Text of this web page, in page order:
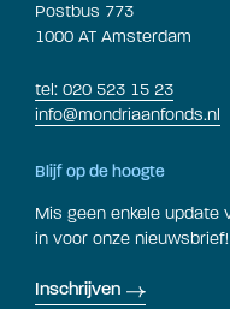
Postbus 773
1000 AT Amsterdam
tel: 020 523 15 23
info@mondriaanfonds.nl
Blijf op de hoogte
Mis geen enkele update
in voor onze nieuwsbrief!
Inschrijven